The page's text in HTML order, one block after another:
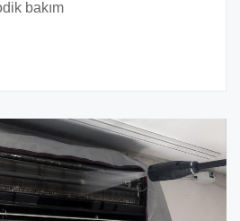
bakım